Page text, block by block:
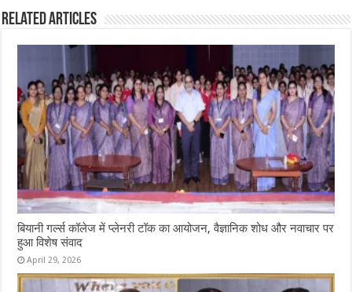
Related Articles
बियानी गर्ल्स कॉलेज में प्लेनरी टॉक का आयोजन, वैज्ञानिक शोध और नवाचार पर
हुआ विशेष संवाद
April 29, 2026